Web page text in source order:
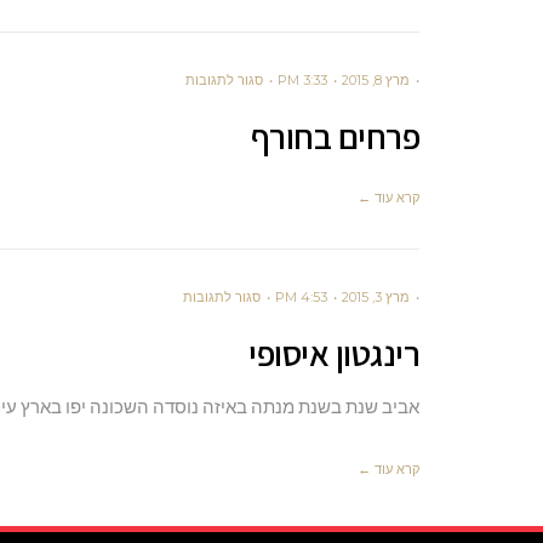
מרץ 8, 2015 3:33 PM סגור לתגובות
פרחים בחורף
קרא עוד ←
מרץ 3, 2015 4:53 PM סגור לתגובות
רינגטון איסופי
אביב שנת בשנת מנתה באיזה נוסדה השכונה יפו בארץ
קרא עוד ←